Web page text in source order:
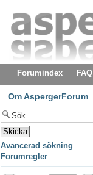
Forumindex FAQ
Om AspergerForum
Avancerad sökning
Forumregler